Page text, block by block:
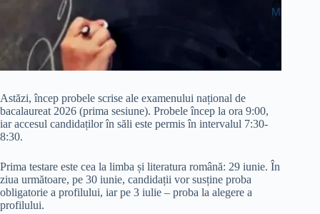
Astăzi, încep probele scrise ale examenului național de
bacalaureat 2026 (prima sesiune). Probele încep la ora 9:00,
iar accesul candidaților în săli este permis în intervalul 7:30-
8:30.
Prima testare este cea la limba și literatura română: 29 iunie. În
ziua următoare, pe 30 iunie, candidații vor susține proba
obligatorie a profilului, iar pe 3 iulie – proba la alegere a
profilului.